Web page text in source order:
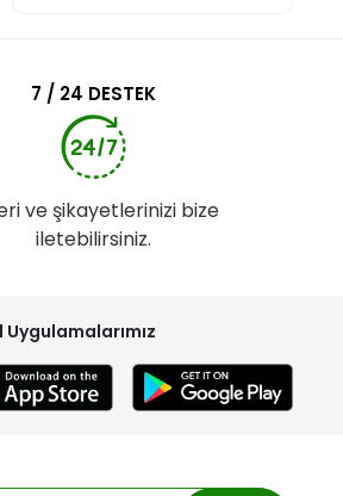
7 / 24 DESTEK
ve şikayetlerinizi bize
iletebilirsiniz.
Uygulamalarımız